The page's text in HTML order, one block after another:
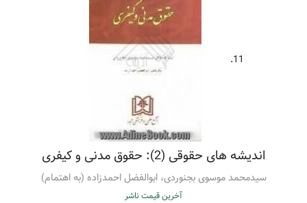
11.
اندیشه های حقوقی (2): حقوق مدنی و کیفری
سیدمحمد موسوی بجنوردی، ابوالفضل احمدزاده (به اهتمام)
آخرین قیمت ناشر